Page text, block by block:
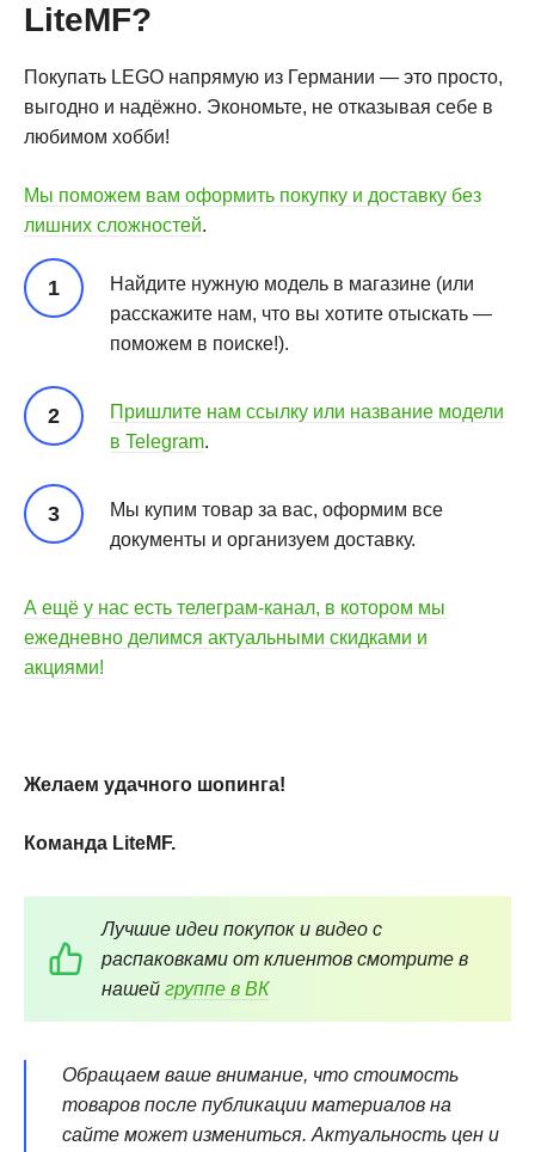
LiteMF?
Покупать LEGO напрямую из Германии — это просто,
выгодно и надёжно. Экономьте, не отказывая себе в
любимом хобби!
Мы поможем вам оформить покупку и доставку без
лишних сложностей.
Найдите нужную модель в магазине (или
расскажите нам, что вы хотите отыскать —
поможем в поиске!).
Пришлите нам ссылку или название модели
в Telegram.
Мы купим товар за вас, оформим все
документы и организуем доставку.
А ещё у нас есть телеграм-канал, в котором мы
ежедневно делимся актуальными скидками и
акциями!
Желаем удачного шопинга!
Команда LiteMF.
Лучшие идеи покупок и видео с
распаковками от клиентов смотрите в
нашей группе в ВК
Обращаем ваше внимание, что стоимость
товаров после публикации материалов на
сайте может измениться. Актуальность цен и